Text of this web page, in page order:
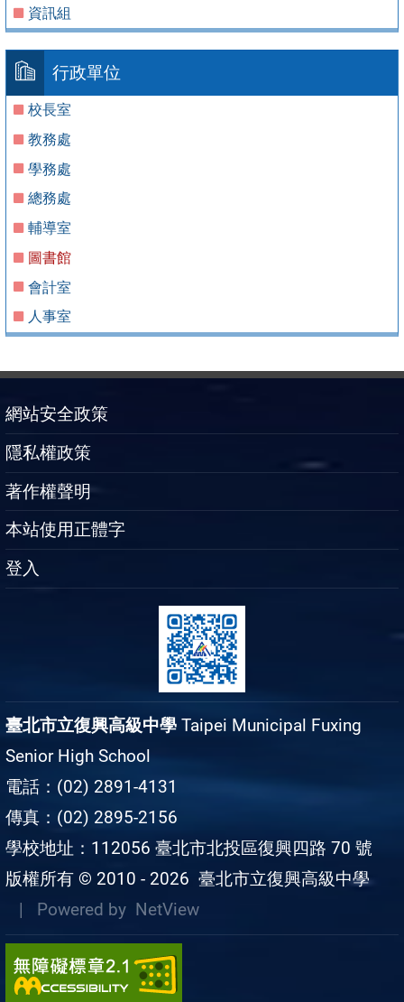
資訊組
行政單位
校長室
教務處
學務處
總務處
輔導室
圖書館
會計室
人事室
網站安全政策
隱私權政策
著作權聲明
本站使用正體字
登入
臺北市立復興高級中學 Taipei Municipal Fuxing
Senior High School
電話：(02) 2891-4131
傳真：(02) 2895-2156
學校地址：112056 臺北市北投區復興四路 70 號
版權所有 © 2010 - 2026 臺北市立復興高級中學
| Powered by NetView